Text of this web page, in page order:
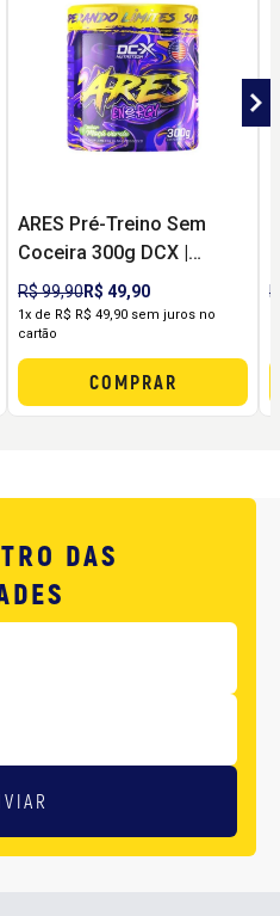
ARES Pré-Treino Sem
Coceira 300g DCX |
Energia, Foco e Pump
sem Formigamento
R$ 99,90R$ 49,90
1x de R$ R$ 49,90 sem juros no
cartão
COMPRAR
DAS